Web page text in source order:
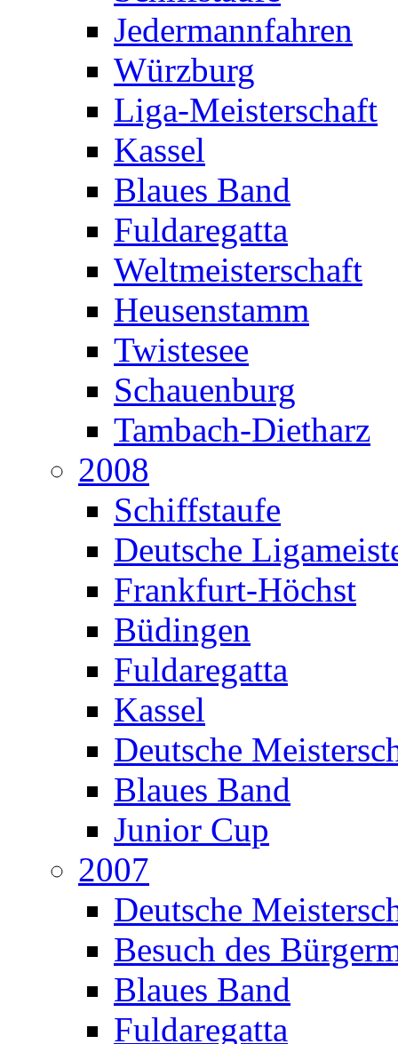
Jedermannfahren
Würzburg
Liga-Meisterschaft
Kassel
Blaues Band
Fuldaregatta
Weltmeisterschaft
Heusenstamm
Twistesee
Schauenburg
Tambach-Dietharz
2008
Schiffstaufe
Deutsche
Frankfurt-Höchst
Büdingen
Fuldaregatta
Kassel
Deutsche
Blaues Band
Junior Cup
2007
Deutsche
Besuch des
Blaues Band
Fuldaregatta